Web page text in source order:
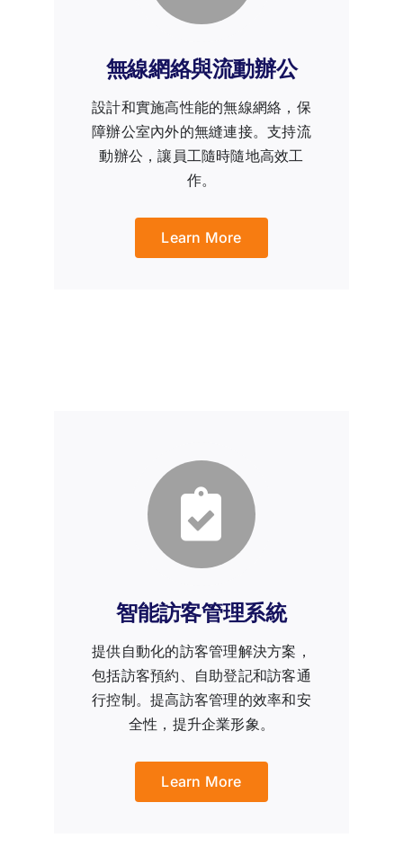
無線網絡與流動辦公
設計和實施高性能的無線網絡，保
障辦公室內外的無縫連接。支持流
動辦公，讓員工隨時隨地高效工
作。
Learn More
智能訪客管理系統
提供自動化的訪客管理解決方案，
包括訪客預約、自助登記和訪客通
行控制。提高訪客管理的效率和安
全性，提升企業形象。
Learn More